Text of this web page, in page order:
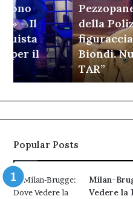
Polizia
Locale,
la
settima
figuraccia
dell’amministrazione
Biondi.
del
Pezzopane (PD):
della Polizia Locale,
figuraccia
Biondi. Nuova
TAR”
Popular Posts
Milan-
Vedere la